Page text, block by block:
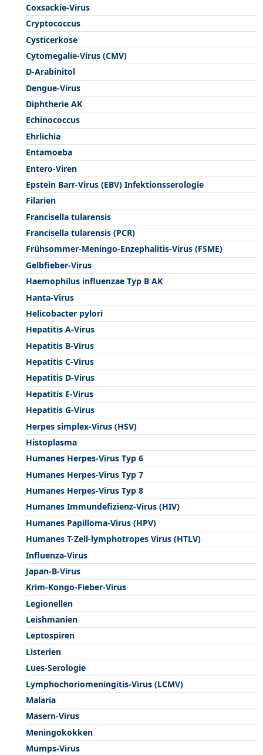
Coxsackie-Virus
Cryptococcus
Cysticerkose
Cytomegalie-Virus (CMV)
D-Arabinitol
Dengue-Virus
Diphtherie AK
Echinococcus
Ehrlichia
Entamoeba
Entero-Viren
Epstein Barr-Virus (EBV) Infektionsserologie
Filarien
Francisella tularensis
Francisella tularensis (PCR)
Frühsommer-Meningo-Enzephalitis-Virus (FSME)
Gelbfieber-Virus
Haemophilus influenzae Typ B AK
Hanta-Virus
Helicobacter pylori
Hepatitis A-Virus
Hepatitis B-Virus
Hepatitis C-Virus
Hepatitis D-Virus
Hepatitis E-Virus
Hepatitis G-Virus
Herpes simplex-Virus (HSV)
Histoplasma
Humanes Herpes-Virus Typ 6
Humanes Herpes-Virus Typ 7
Humanes Herpes-Virus Typ 8
Humanes Immundefizienz-Virus (HIV)
Humanes Papilloma-Virus (HPV)
Humanes T-Zell-lymphotropes Virus (HTLV)
Influenza-Virus
Japan-B-Virus
Krim-Kongo-Fieber-Virus
Legionellen
Leishmanien
Leptospiren
Listerien
Lues-Serologie
Lymphochoriomeningitis-Virus (LCMV)
Malaria
Masern-Virus
Meningokokken
Mumps-Virus